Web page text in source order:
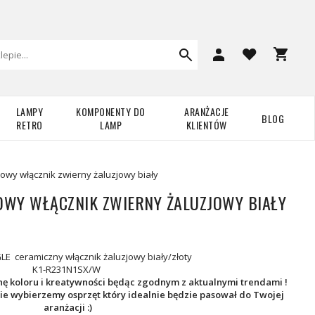
LAMPY
RETRO
KOMPONENTY DO
LAMP
ARANŻACJE
KLIENTÓW
BLOG
włącznik zwierny żaluzjowy biały
WŁĄCZNIK ZWIERNY ŻALUZJOWY BIAŁY
ceramiczny włącznik żaluzjowy biały/złoty
K1-R231N1SX/W
koloru i kreatywności będąc zgodnym z aktualnymi trendami !
wybierzemy osprzęt który idealnie będzie pasował do Twojej
aranżacji :)